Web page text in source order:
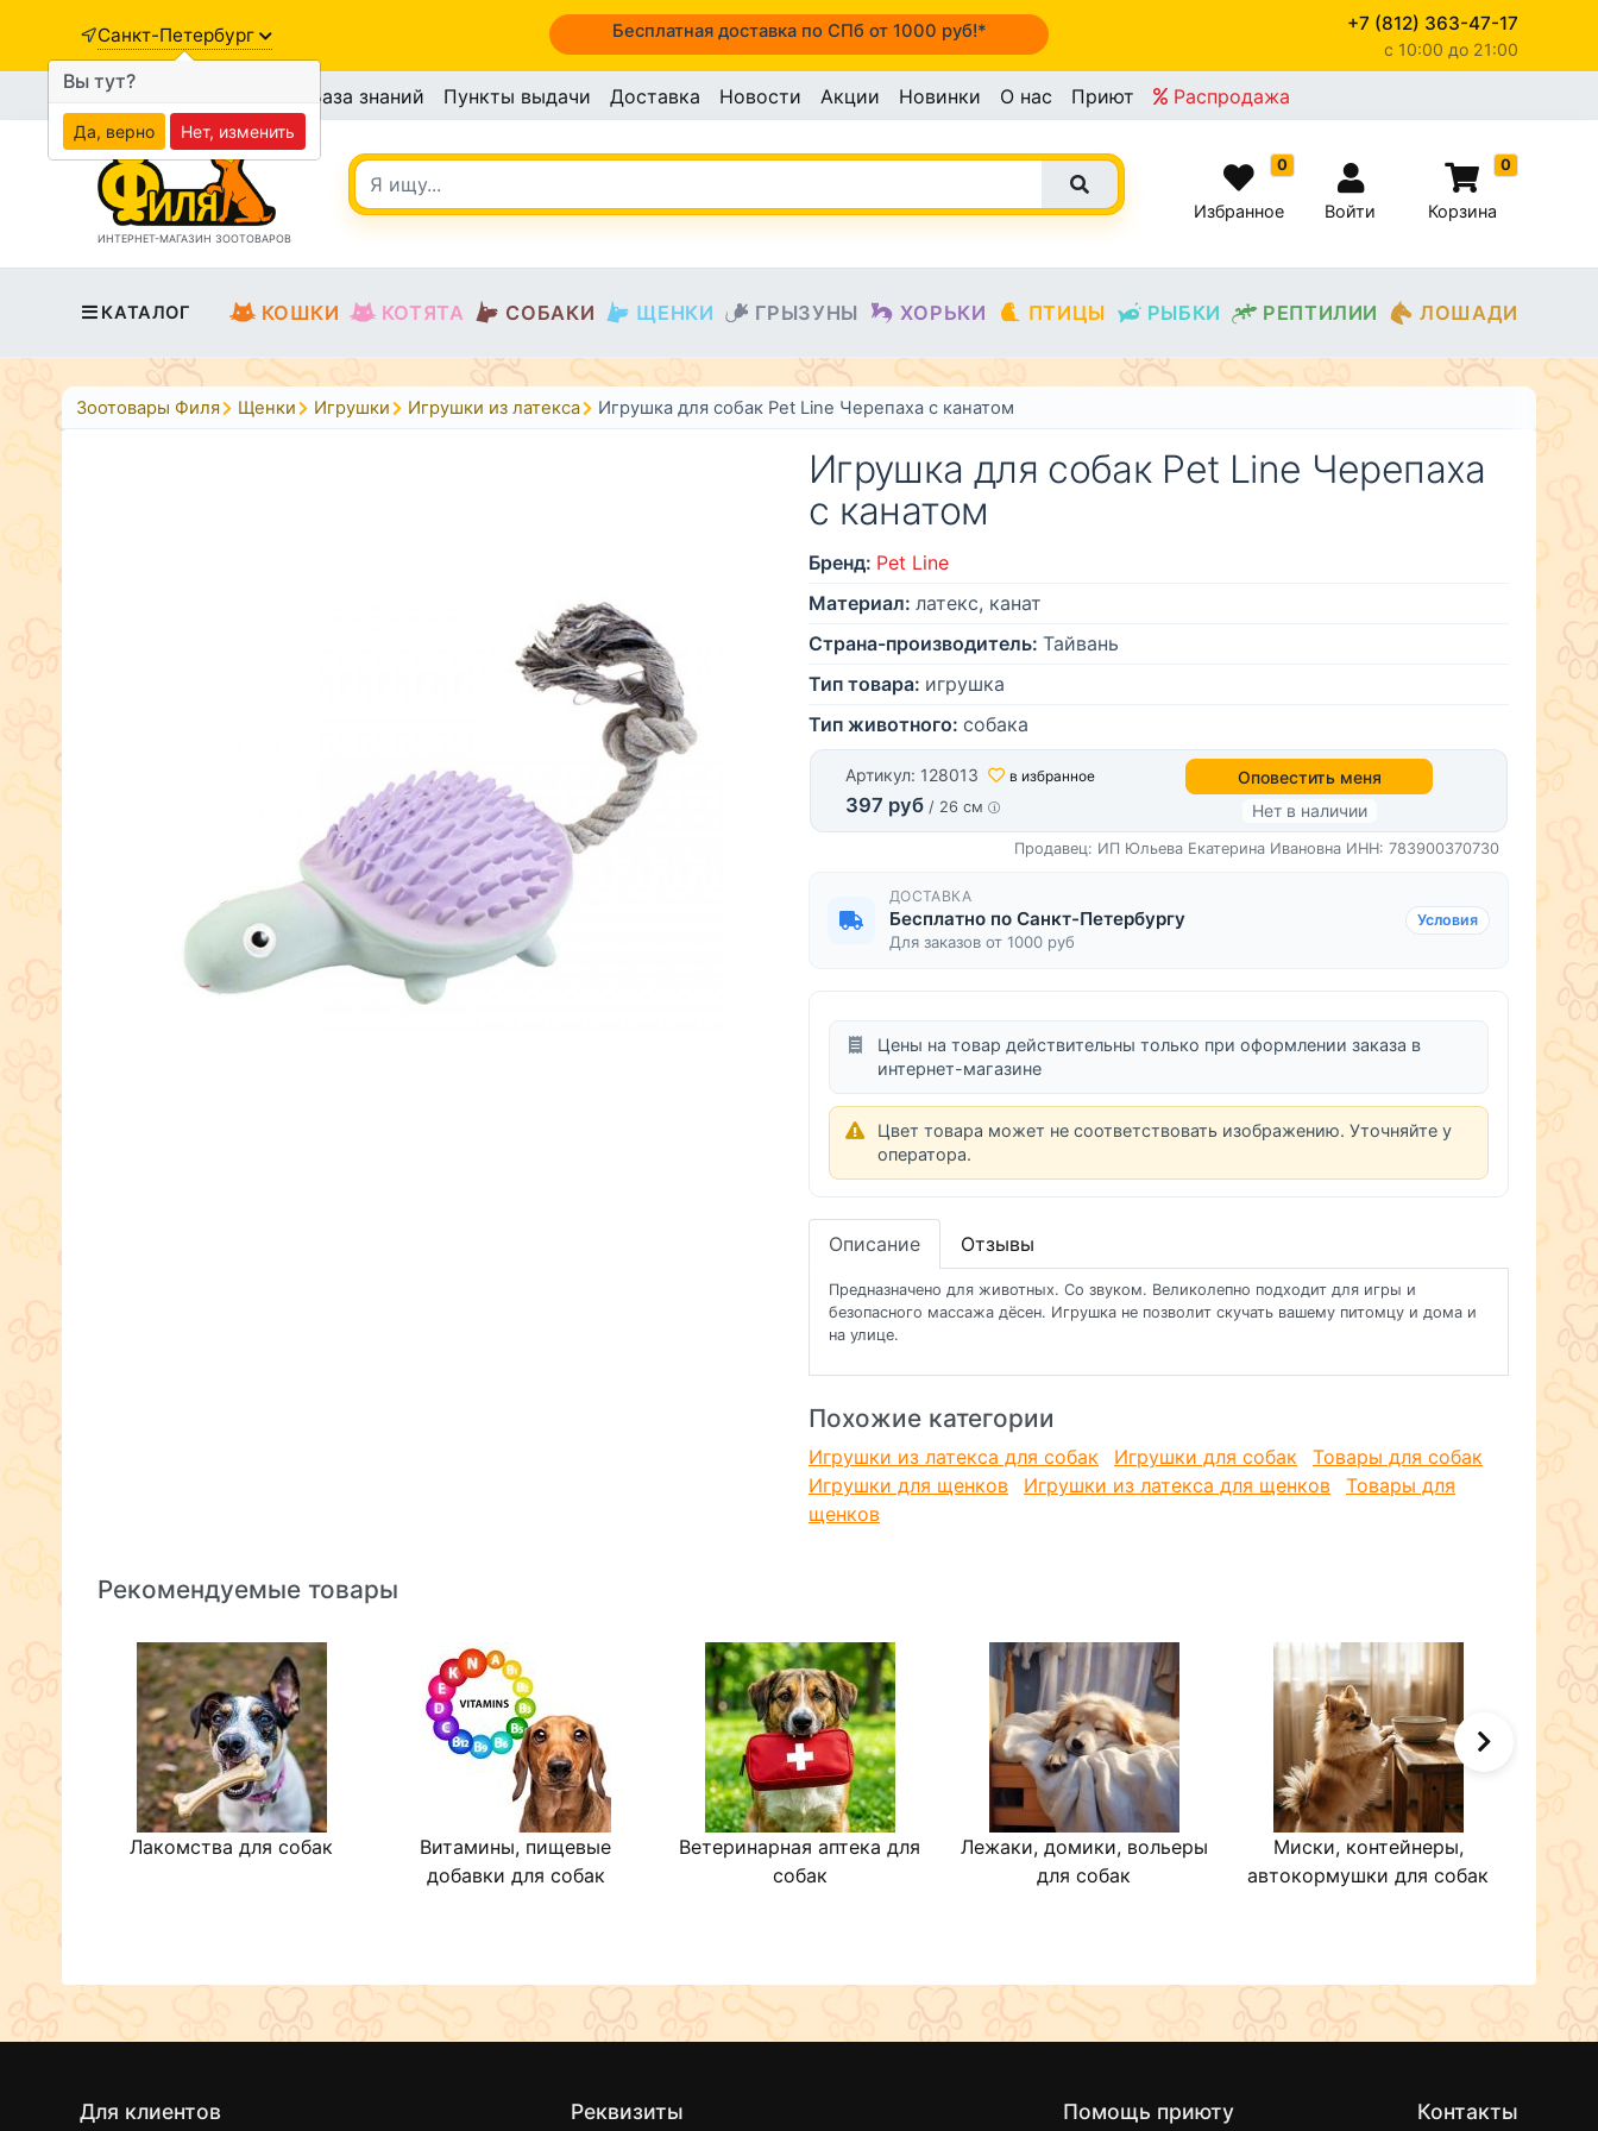
Санкт-Петербург Бесплатная доставка по СПб от 1000 руб!* +7 (812) 363-47-17
c 10:00 до 21:00
База знаний Пункты выдачи Доставка Новости Акции Новинки О нас Приют Распродажа
ИНТЕРНЕТ-МАГАЗИН ЗООТОВАРОВ
0
Избранное Войти
0
Корзина
КАТАЛОГ КОШКИ КОТЯТА СОБАКИ ЩЕНКИ ГРЫЗУНЫ ХОРЬКИ ПТИЦЫ РЫБКИ РЕПТИЛИИ ЛОШАДИ
Зоотовары Филя Щенки Игрушки Игрушки из латекса Игрушка для собак Pet Line Черепаха с канатом
Игрушка для собак Pet Line Черепаха
с канатом
Бренд: Pet Line
Материал: латекс, канат
Страна-производитель: Тайвань
Тип товара: игрушка
Тип животного: собака
Артикул: 128013 в избранное
397 руб / 26 см
Оповестить меня
Нет в наличии
Продавец: ИП Юльева Екатерина Ивановна ИНН: 783900370730
ДОСТАВКА
Бесплатно по Санкт-Петербургу
Для заказов от 1000 руб
Условия
Цены на товар действительны только при оформлении заказа в
интернет-магазине
Цвет товара может не соответствовать изображению. Уточняйте у
оператора.
Описание Отзывы
Предназначено для животных. Со звуком. Великолепно подходит для игры и
безопасного массажа дёсен. Игрушка не позволит скучать вашему питомцу и дома и
на улице.
Похожие категории
Игрушки из латекса для собак Игрушки для собак
Товары для собак
Игрушки для щенков
Игрушки из латекса для щенков
Товары для
щенков
Рекомендуемые товары
Лакомства для собак
Витамины, пищевые
добавки для собак
Ветеринарная аптека для
собак
Лежаки, домики, вольеры
для собак
Миски, контейнеры,
автокормушки для собак
Для клиентов Реквизиты Помощь приюту Контакты
Вы тут?
Да, верно Нет, изменить